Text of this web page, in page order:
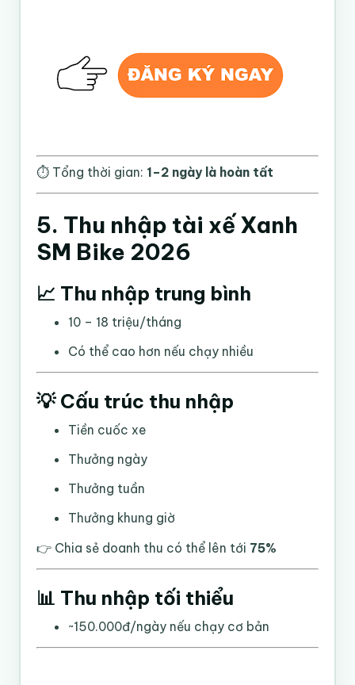
⏱️ Tổng thời gian: 1–2 ngày là hoàn tất
5. Thu nhập tài xế Xanh
SM Bike 2026
📈 Thu nhập trung bình
10 – 18 triệu/tháng
Có thể cao hơn nếu chạy nhiều
💡 Cấu trúc thu nhập
Tiền cuốc xe
Thưởng ngày
Thưởng tuần
Thưởng khung giờ
👉 Chia sẻ doanh thu có thể lên tới 75%
📊 Thu nhập tối thiểu
~150.000đ/ngày nếu chạy cơ bản